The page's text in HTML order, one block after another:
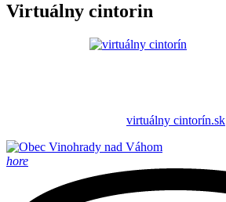
Virtuálny cintorin
virtuálny cintorín.sk
hore